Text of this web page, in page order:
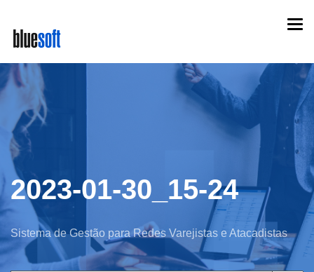
main
content
2023-01-30_15-24
Sistema de Gestão para Redes Varejistas e Atacadistas